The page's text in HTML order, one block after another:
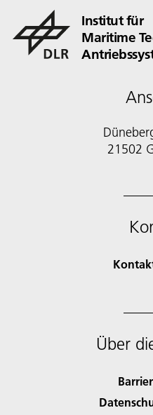
Institut für
Maritime
21502
Über